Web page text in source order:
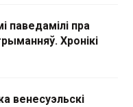
паведамілі пра
Хронікі
венесуэльскі